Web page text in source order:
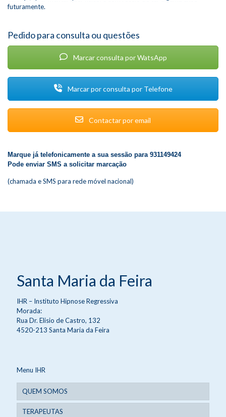
futuramente.
Pedido para consulta ou questões
Marcar consulta por WatsApp
Marcar por consulta por Telefone
Contactar por email
Marque já telefonicamente a sua sessão para 931149424
Pode enviar SMS a solicitar marcação
(chamada e SMS para rede móvel nacional)
Santa Maria da Feira
IHR – Instituto Hipnose Regressiva
Morada:
Rua Dr. Elisio de Castro, 132
4520-213 Santa Maria da Feira
Menu IHR
QUEM SOMOS
TERAPEUTAS